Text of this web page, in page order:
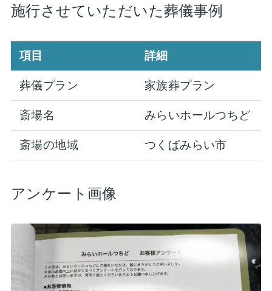
施行させていただいた葬儀事例
項目 詳細
葬儀プラン 家族葬プラン
斎場名 みらいホールつちど
斎場の地域 つくばみらい市
アンケート画像